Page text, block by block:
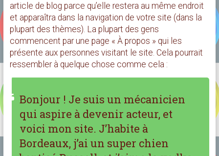
article de blog parce qu’elle restera au même endroit
et apparaîtra dans la navigation de votre site (dans la
plupart des thèmes). La plupart des gens
commencent par une page « À propos » qui les
présente aux personnes visitant le site. Cela pourrait
ressembler à quelque chose comme cela :
Bonjour ! Je suis un mécanicien
qui aspire à devenir acteur, et
voici mon site. J’habite à
Bordeaux, j’ai un super chien